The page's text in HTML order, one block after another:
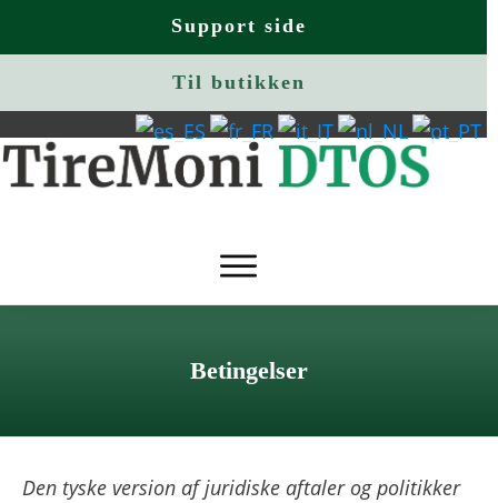
Support side
Til butikken
Betingelser
Den tyske version af juridiske aftaler og politikker